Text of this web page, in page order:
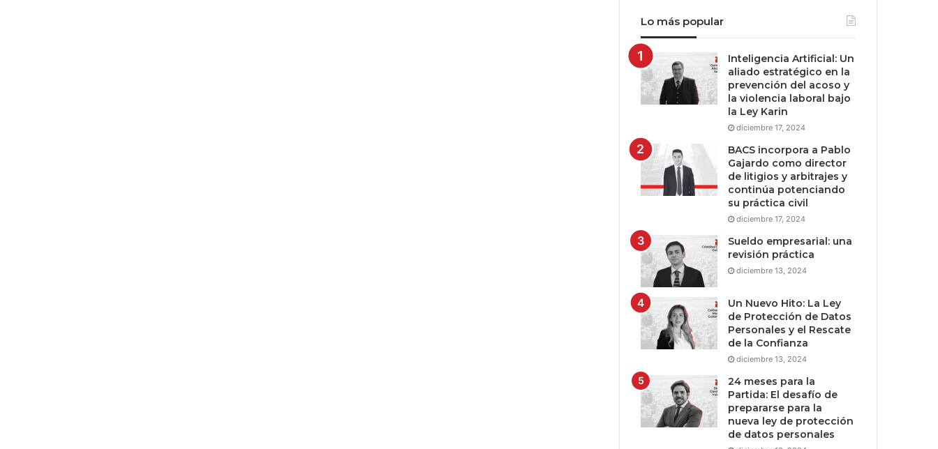
Lo más popular
Inteligencia Artificial: Un
aliado estratégico en la
prevención del acoso y
la violencia laboral bajo
la Ley Karin
diciembre 17, 2024
BACS incorpora a Pablo
Gajardo como director
de litigios y arbitrajes y
continúa potenciando
su práctica civil
diciembre 17, 2024
Sueldo empresarial: una
revisión práctica
diciembre 13, 2024
Un Nuevo Hito: La Ley
de Protección de Datos
Personales y el Rescate
de la Confianza
diciembre 13, 2024
24 meses para la
Partida: El desafío de
prepararse para la
nueva ley de protección
de datos personales